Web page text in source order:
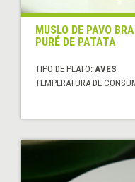
MUSLO DE PAVO
PURÉ DE PATATA
TIPO DE PLATO: AVES
TEMPERATURA DE